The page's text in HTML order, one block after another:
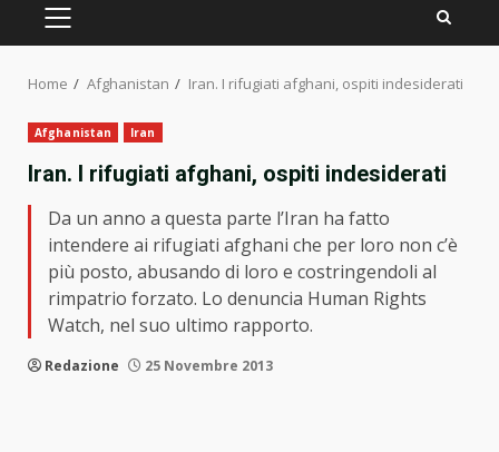
PRIMARY
MENU
Home Afghanistan Iran. I rifugiati afghani, ospiti indesiderati
Afghanistan Iran
Iran. I rifugiati afghani, ospiti indesiderati
Da un anno a questa parte l’Iran ha fatto
intendere ai rifugiati afghani che per loro non c’è
più posto, abusando di loro e costringendoli al
rimpatrio forzato. Lo denuncia Human Rights
Watch, nel suo ultimo rapporto.
Redazione 25 Novembre 2013